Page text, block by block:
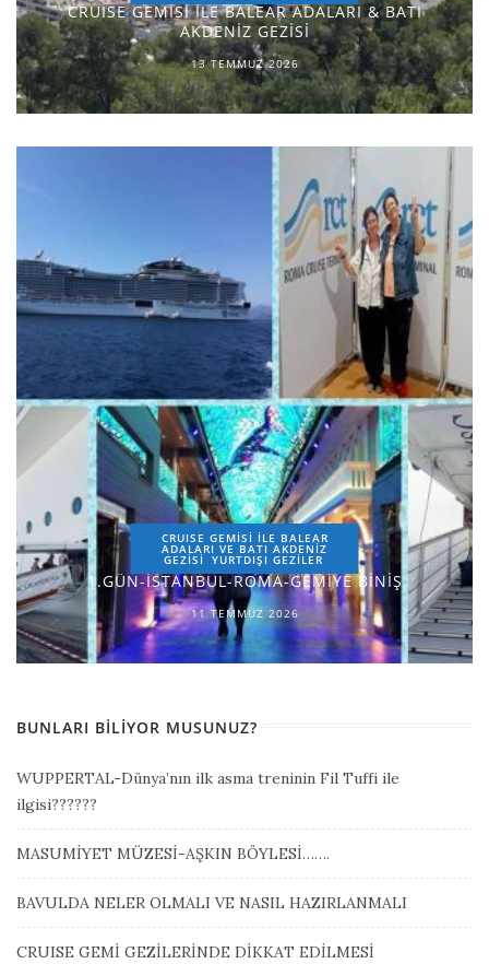
CRUISE GEMİSİ İLE BALEAR ADALARI & BATI
AKDENİZ GEZİSİ
13 TEMMUZ 2026
CRUISE GEMİSİ İLE BALEAR
ADALARI VE BATI AKDENİZ
GEZİSİ YURTDIŞI GEZILER
1.GÜN-İSTANBUL-ROMA-GEMİYE BİNİŞ
11 TEMMUZ 2026
BUNLARI BILIYOR MUSUNUZ?
WUPPERTAL-Dünya’nın ilk asma treninin Fil Tuffi ile
ilgisi??????
MASUMİYET MÜZESİ-AŞKIN BÖYLESİ…….
BAVULDA NELER OLMALI VE NASIL HAZIRLANMALI
CRUISE GEMİ GEZİLERİNDE DİKKAT EDİLMESİ